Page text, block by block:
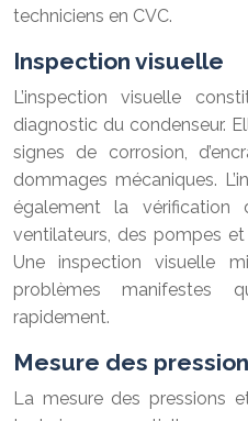
techniciens en CVC.
Inspection visuelle
L’inspection visuelle
diagnostic du condenseur.
signes de corrosion,
dommages mécaniques.
également la vérification
ventilateurs, des pompes
Une inspection visuelle
problèmes manifestes
rapidement.
Mesure des
La mesure des pressions